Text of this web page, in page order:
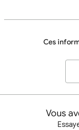
Ces
Vous